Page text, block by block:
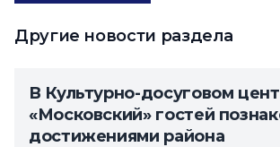
Другие новости раздела
В Культурно-досуговом
«Московский» гостей
достижениями района